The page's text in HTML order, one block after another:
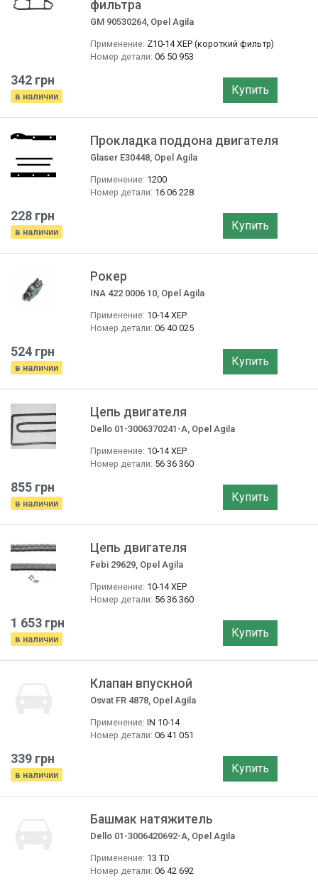
фильтра
GM 90530264, Opel Agila
Применение: Z10-14 ХЕР (короткий фильтр)
Номер детали: 06 50 953
342 грн
в наличии Купить
Прокладка поддона двигателя
Glaser E30448, Opel Agila
Применение: 1200
Номер детали: 16 06 228
228 грн
в наличии Купить
Рокер
INA 422 0006 10, Opel Agila
Применение: 10-14 ХЕР
Номер детали: 06 40 025
524 грн
в наличии Купить
Цепь двигателя
Dello 01-3006370241-A, Opel Agila
Применение: 10-14 ХЕР
Номер детали: 56 36 360
855 грн
в наличии Купить
Цепь двигателя
Febi 29629, Opel Agila
Применение: 10-14 ХЕР
Номер детали: 56 36 360
1 653 грн
в наличии Купить
Клапан впускной
Osvat FR 4878, Opel Agila
Применение: IN 10-14
Номер детали: 06 41 051
339 грн
в наличии Купить
Башмак натяжитель
Dello 01-3006420692-A, Opel Agila
Применение: 13 TD
Номер детали: 06 42 692